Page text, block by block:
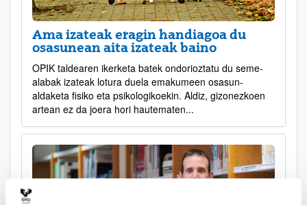
Ama izateak eragin handiagoa du
osasunean aita izateak baino
OPIK taldearen ikerketa batek ondorioztatu du seme-
alabak izateak lotura duela emakumeen osasun-
aldaketa fisiko eta psikologikoekin. Aldiz, gizonezkoen
artean ez da joera hori hautematen...